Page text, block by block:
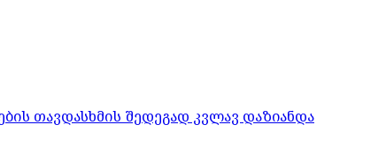
თავდასხმის შედეგად კვლავ დაზიანდა